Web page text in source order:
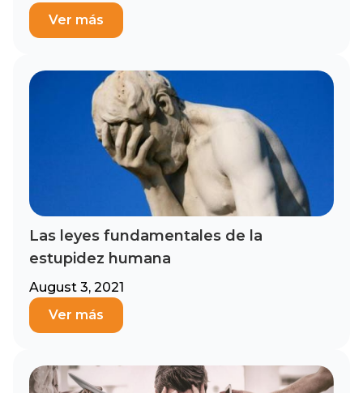
Ver más
Las leyes fundamentales de la
estupidez humana
August 3, 2021
Ver más